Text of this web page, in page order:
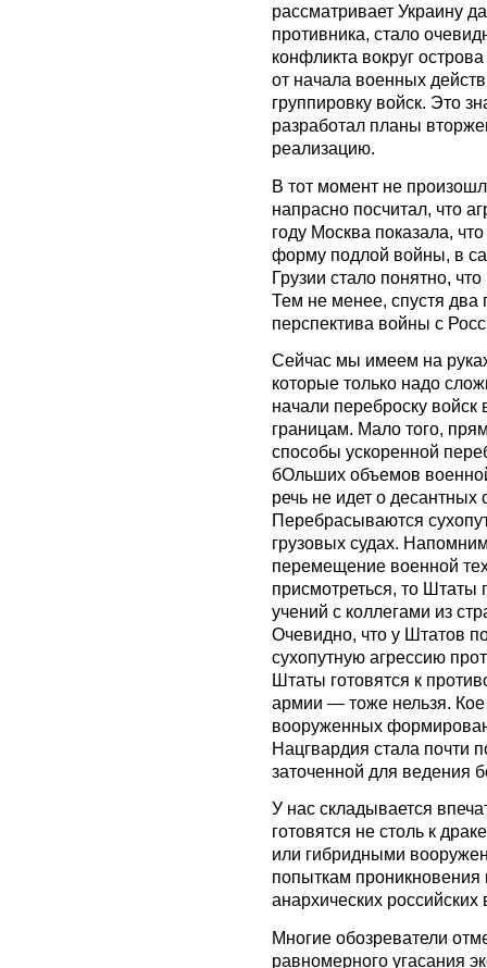
рассматривает Украину
противника, стало
конфликта вокруг
от начала военных
группировку войск. Это
разработал планы
реализацию.
В тот момент не
напрасно посчитал, что
году Москва показала,
форму подлой войны, в
Грузии стало понятно,
Тем не менее, спустя два
перспектива войны с
Сейчас мы имеем на
которые только надо
начали переброску
границам. Мало того,
способы ускоренной
бОльших объемов
речь не идет о
Перебрасываются
грузовых судах.
перемещение военной
присмотреться, то Штаты
учений с коллегами из
Очевидно, что у Штатов
сухопутную агрессию
Штаты готовятся к
армии — тоже нельзя.
вооруженных
Нацгвардия стала почти
заточенной для ведения
У нас складывается
готовятся не столь к
или гибридными
попыткам
анархических
Многие обозреватели
равномерного угасания